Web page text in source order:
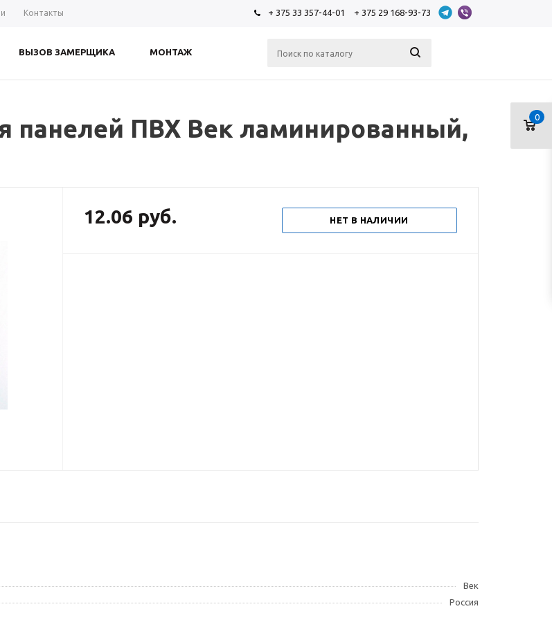
Контакты + 375 33 357-44-01 + 375 29 168-93-73
ВЫЗОВ ЗАМЕРЩИКА МОНТАЖ
0
панелей ПВХ Век ламинированный,
12.06 руб. НЕТ В НАЛИЧИИ
Век
Россия